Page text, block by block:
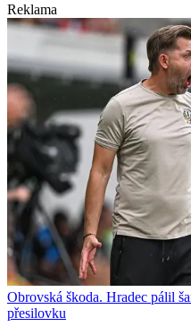
Reklama
Obrovská škoda. Hradec pálil
přesilovku